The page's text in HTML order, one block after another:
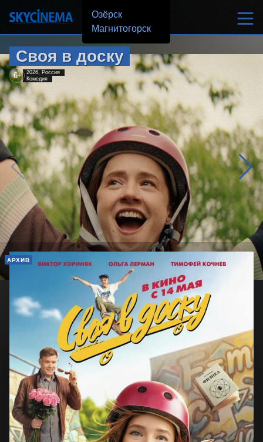
Озёрск
Магнитогорск
Своя в доску
6+
2026, Россия
Комедия
АРХИВ